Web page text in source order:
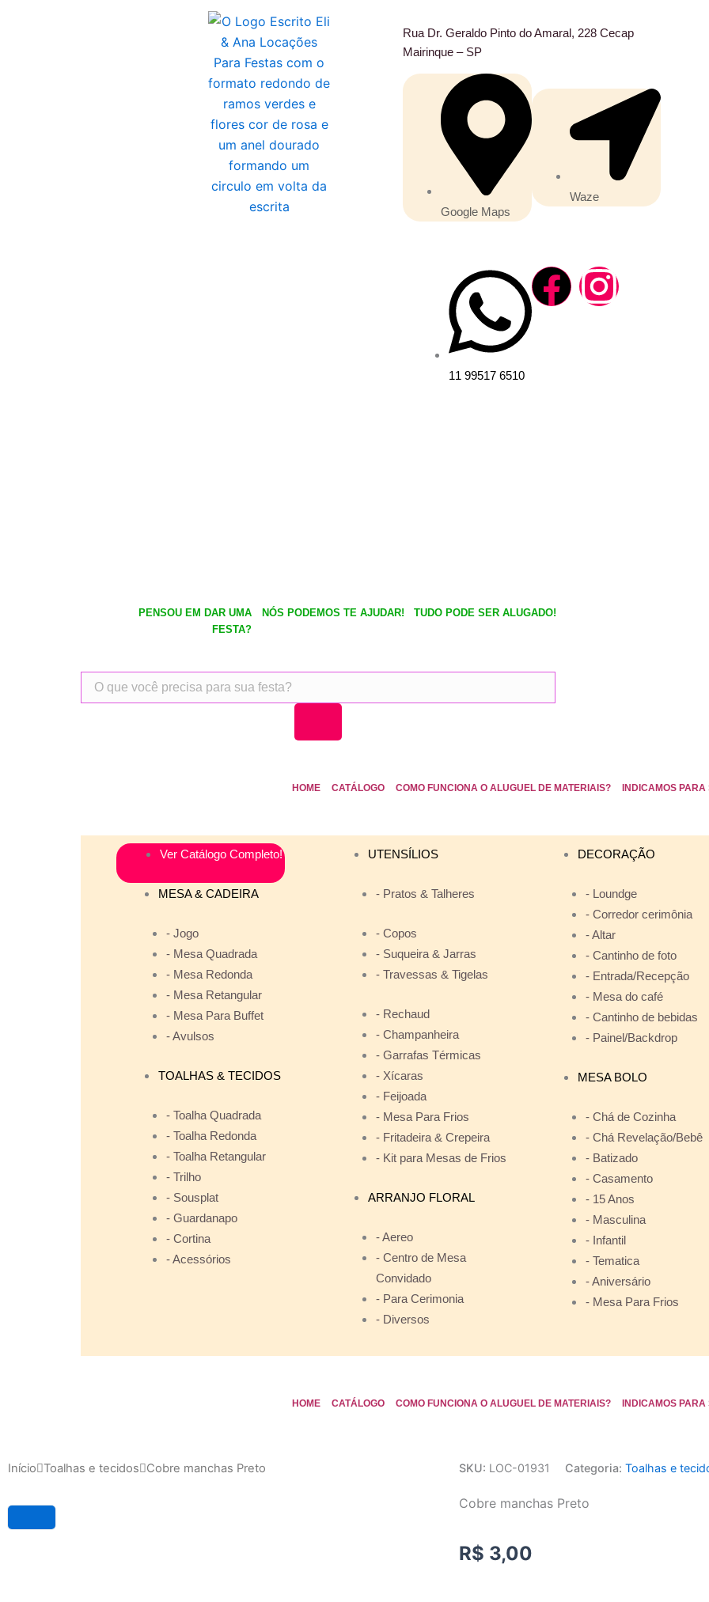
Rua Dr. Geraldo Pinto do Amaral, 228 Cecap
Mairinque – SP
Google Maps
Waze
11 99517 6510
F
a
I
n
PENSOU EM DAR UMA
FESTA?
NÓS PODEMOS TE AJUDAR! TUDO PODE SER ALUGADO!
Pesquisar
produtos
HOME CATÁLOGO COMO FUNCIONA O ALUGUEL DE MATERIAIS? INDICAMOS
Ver Catálogo Completo!
MESA & CADEIRA
- Jogo
- Mesa Quadrada
- Mesa Redonda
- Mesa Retangular
- Mesa Para Buffet
- Avulsos
TOALHAS & TECIDOS
- Toalha Quadrada
- Toalha Redonda
- Toalha Retangular
- Trilho
- Sousplat
- Guardanapo
- Cortina
- Acessórios
UTENSÍLIOS
- Pratos & Talheres
- Copos
- Suqueira & Jarras
- Travessas & Tigelas
- Rechaud
- Champanheira
- Garrafas Térmicas
- Xícaras
- Feijoada
- Mesa Para Frios
- Fritadeira & Crepeira
- Kit para Mesas de Frios
ARRANJO FLORAL
- Aereo
- Centro de Mesa
Convidado
- Para Cerimonia
- Diversos
DECORAÇÃO
- Loundge
- Corredor cerimônia
- Altar
- Cantinho de foto
- Entrada/Recepção
- Mesa do café
- Cantinho de bebidas
- Painel/Backdrop
MESA BOLO
- Chá de Cozinha
- Chá Revelação/Bebê
- Batizado
- Casamento
- 15 Anos
- Masculina
- Infantil
- Tematica
- Aniversário
- Mesa Para Frios
HOME CATÁLOGO COMO FUNCIONA O ALUGUEL DE MATERIAIS? INDICAMOS
Início Toalhas e tecidos Cobre manchas Preto SKU: LOC-01931 Categoria: Toalhas e
Cobre manchas Preto
R$ 3,00